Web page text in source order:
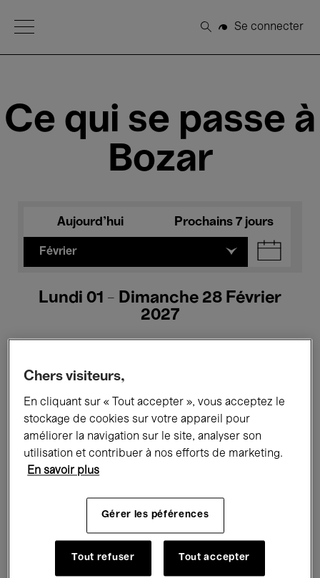
Open Menu
Rechercher
Se connecter
Ce qui se passe à
Bozar
Aujourd'hui Prochains 7 jours
Février
Lundi 01 - Dimanche 28 Février
2027
Tous les événements Concerts
Expositions Films Performances
Rencontres & Débats
Musique classique Global Music
Musique électronique
Chers visiteurs,
En cliquant sur « Tout accepter », vous acceptez le
stockage de cookies sur votre appareil pour
améliorer la navigation sur le site, analyser son
utilisation et contribuer à nos efforts de marketing.
En savoir plus
Gérer les péférences
Tout refuser Tout accepter